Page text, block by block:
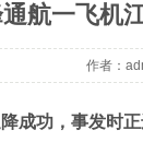
航一飞机
作者：
成功，事发时正